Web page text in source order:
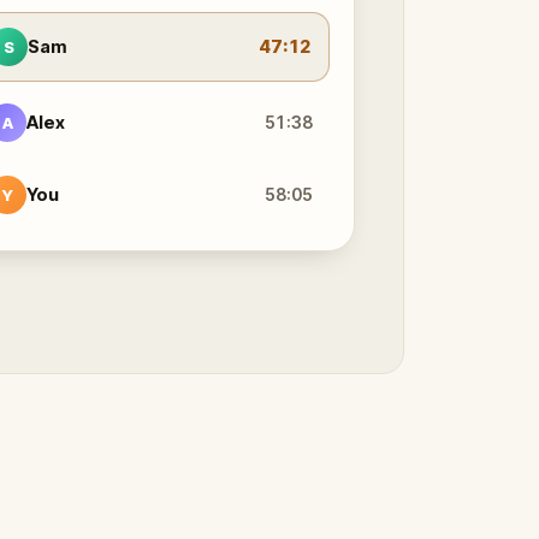
S Sam 47:12
A Alex 51:38
Y You 58:05